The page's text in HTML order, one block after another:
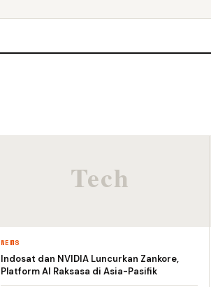
NEWS
Indosat dan NVIDIA Luncurkan Zankore,
Platform AI Raksasa di Asia-Pasifik